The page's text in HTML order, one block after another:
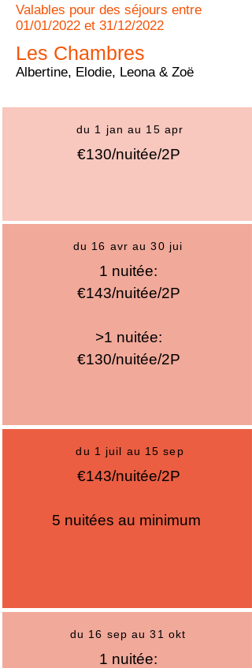
Valables pour des séjours entre
01/01/2022 et 31/12/2022
Les Chambres
Albertine, Elodie, Leona & Zoë
du 1 jan au 15 apr
€130/nuitée/2P
du 16 avr au 30 jui
1 nuitée:
€143/nuitée/2P
>1 nuitée:
€130/nuitée/2P
du 1 juil au 15 sep
€143/nuitée/2P
5 nuitées au minimum
du 16 sep au 31 okt
1 nuitée: